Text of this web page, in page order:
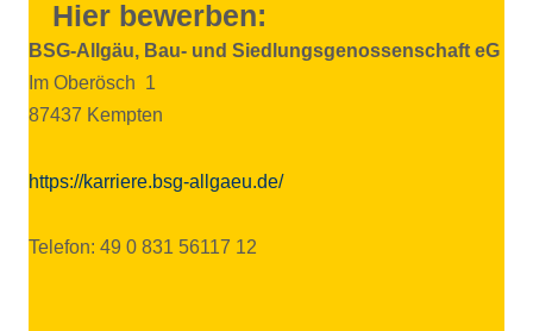
Hier bewerben:
BSG-Allgäu, Bau- und Sied­lungs­ge­nos­sen­schaft eG
Im Oberösch 1
87437 Kempten
https://karriere.bsg-allgaeu.de/
Telefon: 49 0 831 56117 12